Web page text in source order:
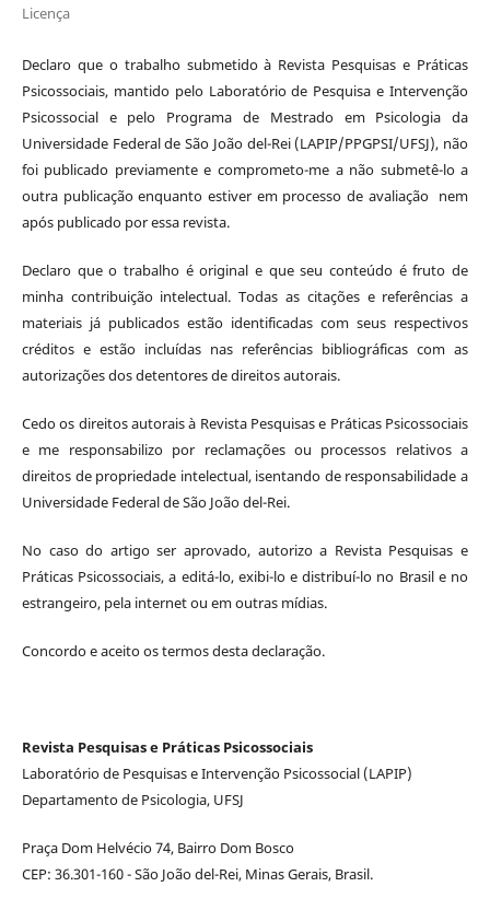
Licença
Declaro que o trabalho submetido à Revista Pesquisas e Práticas
Psicossociais, mantido pelo Laboratório de Pesquisa e Intervenção
Psicossocial e pelo Programa de Mestrado em Psicologia da
Universidade Federal de São João del-Rei (LAPIP/PPGPSI/UFSJ), não
foi publicado previamente e comprometo-me a não submetê-lo a
outra publicação enquanto estiver em processo de avaliação nem
após publicado por essa revista.
Declaro que o trabalho é original e que seu conteúdo é fruto de
minha contribuição intelectual. Todas as citações e referências a
materiais já publicados estão identificadas com seus respectivos
créditos e estão incluídas nas referências bibliográficas com as
autorizações dos detentores de direitos autorais.
Cedo os direitos autorais à Revista Pesquisas e Práticas Psicossociais
e me responsabilizo por reclamações ou processos relativos a
direitos de propriedade intelectual, isentando de responsabilidade a
Universidade Federal de São João del-Rei.
No caso do artigo ser aprovado, autorizo a Revista Pesquisas e
Práticas Psicossociais, a editá-lo, exibi-lo e distribuí-lo no Brasil e no
estrangeiro, pela internet ou em outras mídias.
Concordo e aceito os termos desta declaração.
Revista Pesquisas e Práticas Psicossociais
Laboratório de Pesquisas e Intervenção Psicossocial (LAPIP)
Departamento de Psicologia, UFSJ
Praça Dom Helvécio 74, Bairro Dom Bosco
CEP: 36.301-160 - São João del-Rei, Minas Gerais, Brasil.